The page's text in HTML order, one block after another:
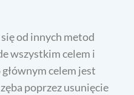
od innych metod
wszystkim celem i
głównym celem jest
poprzez usunięcie